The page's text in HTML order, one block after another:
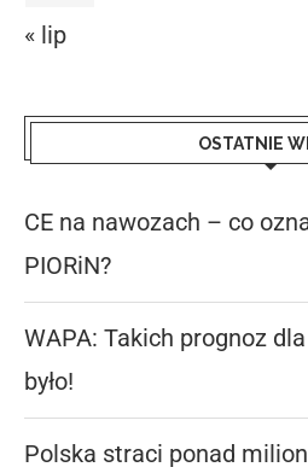
« lip
OSTATNIE
CE na nawozach – co
PIORiN?
WAPA: Takich prognoz
było!
Polska straci ponad